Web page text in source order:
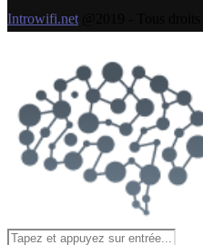
Introwifi.net